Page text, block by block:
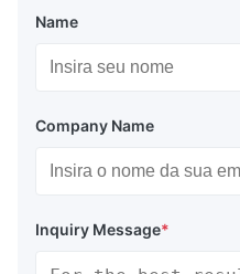
Name
Company Name
Inquiry Message*